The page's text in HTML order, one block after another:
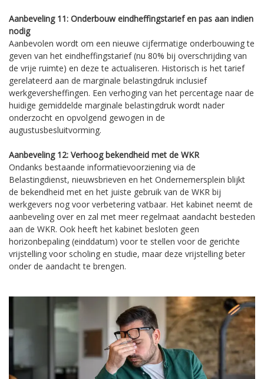
Aanbeveling 11: Onderbouw eindheffingstarief en pas aan indien
nodig
Aanbevolen wordt om een nieuwe cijfermatige onderbouwing te
geven van het eindheffingstarief (nu 80% bij overschrijding van
de vrije ruimte) en deze te actualiseren. Historisch is het tarief
gerelateerd aan de marginale belastingdruk inclusief
werkgeversheffingen. Een verhoging van het percentage naar de
huidige gemiddelde marginale belastingdruk wordt nader
onderzocht en opvolgend gewogen in de
augustusbesluitvorming.
Aanbeveling 12: Verhoog bekendheid met de WKR
Ondanks bestaande informatievoorziening via de
Belastingdienst, nieuwsbrieven en het Ondernemersplein blijkt
de bekendheid met en het juiste gebruik van de WKR bij
werkgevers nog voor verbetering vatbaar. Het kabinet neemt de
aanbeveling over en zal met meer regelmaat aandacht besteden
aan de WKR. Ook heeft het kabinet besloten geen
horizonbepaling (einddatum) voor te stellen voor de gerichte
vrijstelling voor scholing en studie, maar deze vrijstelling beter
onder de aandacht te brengen.